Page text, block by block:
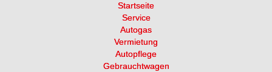
Startseite
Service
Autogas
Vermietung
Autopflege
Gebrauchtwagen